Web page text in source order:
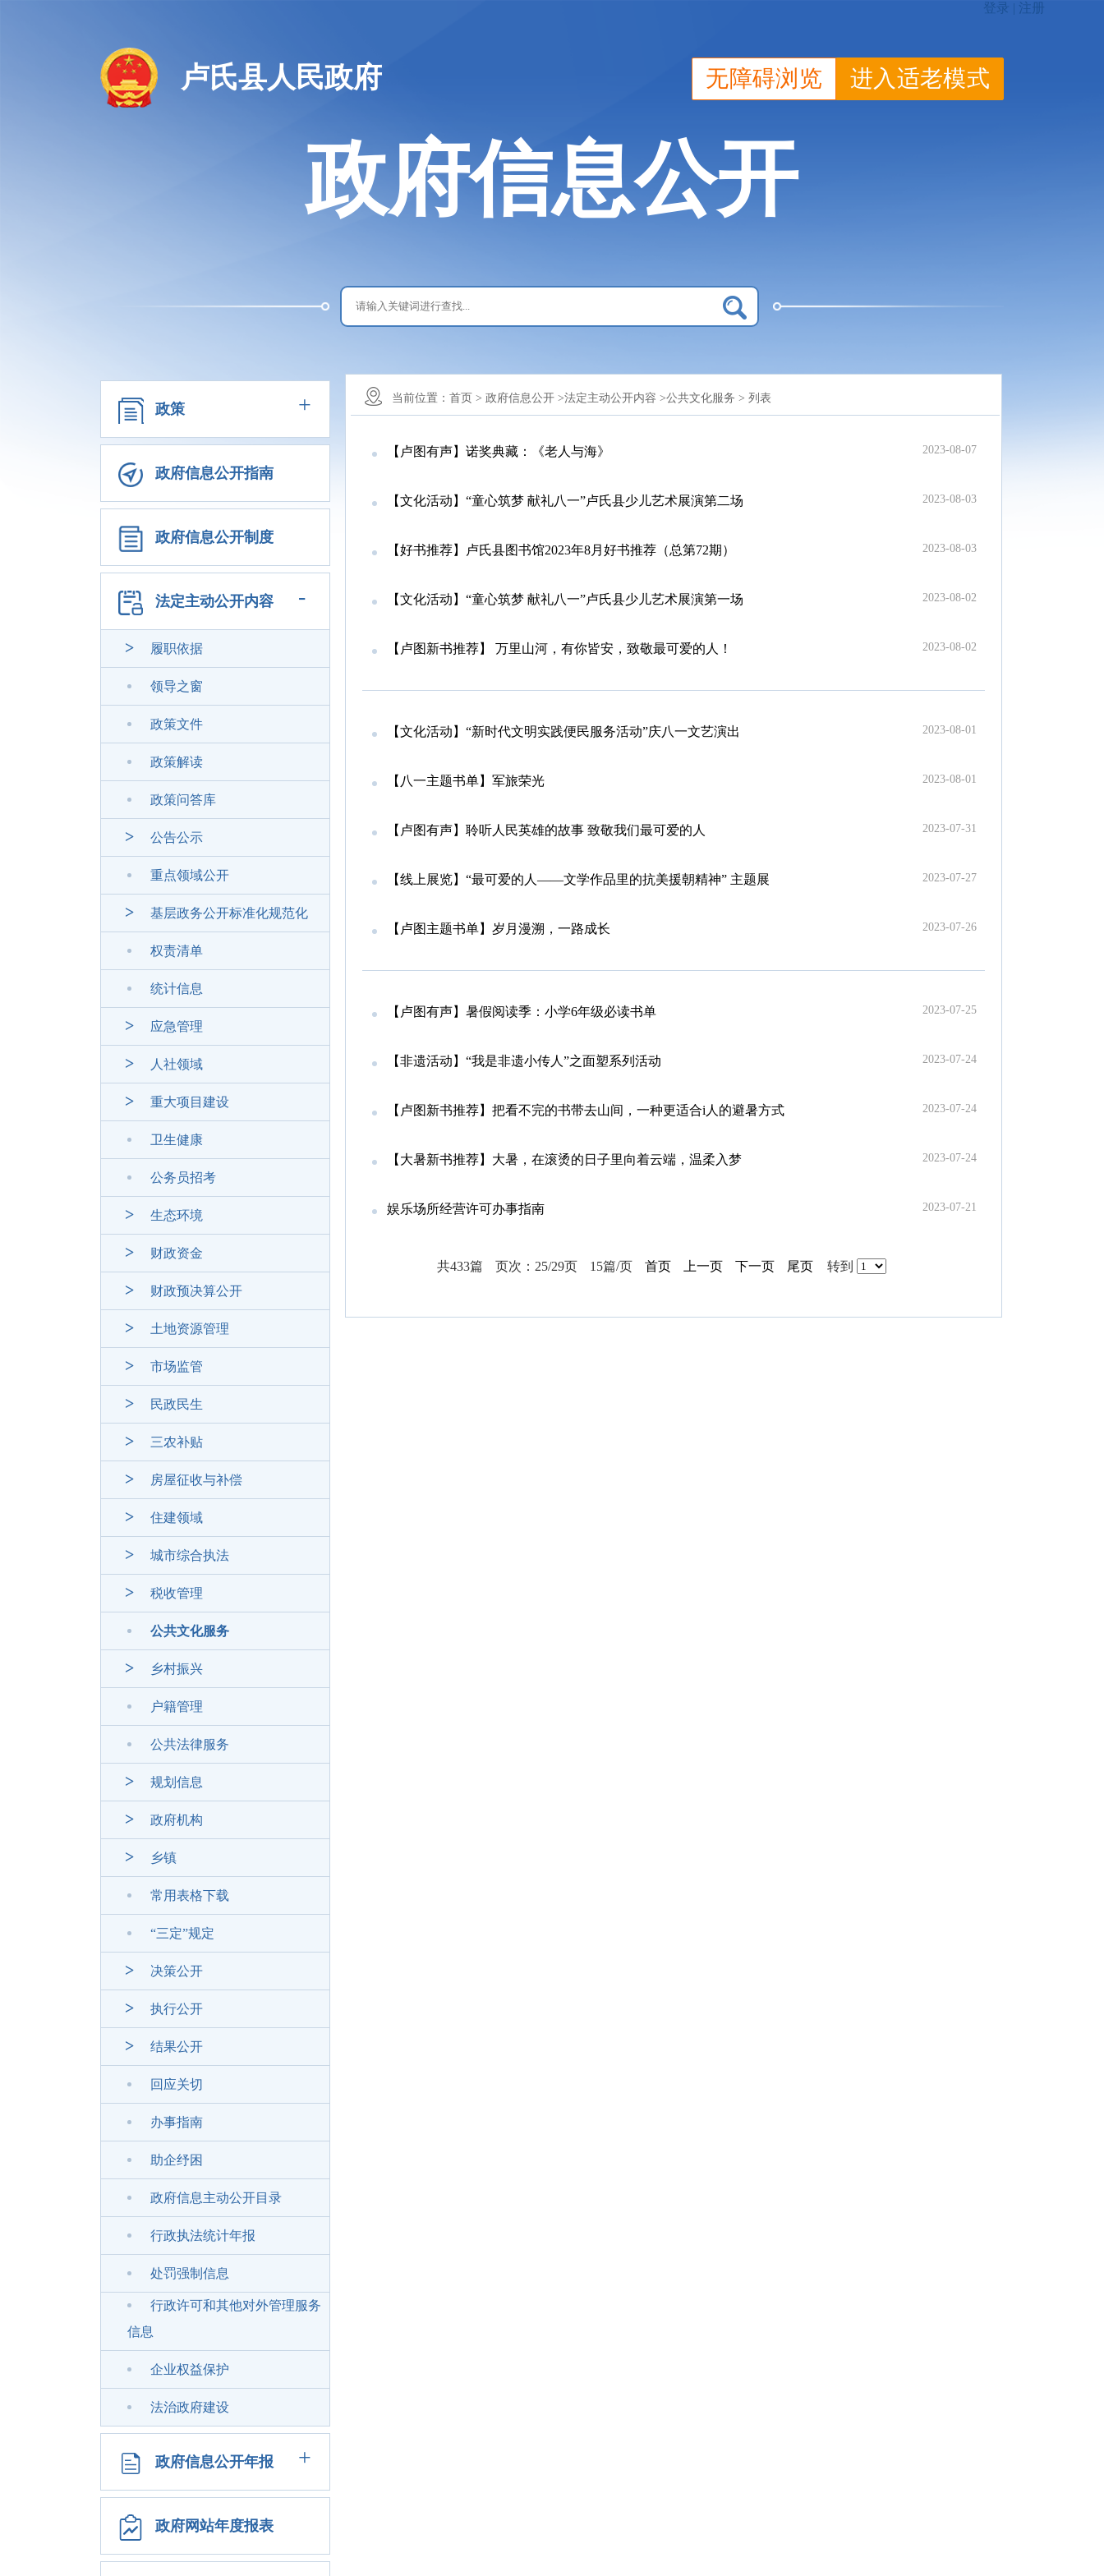
卢氏县人民政府 无障碍浏览 进入适老模式
政府信息公开
政策 +
政府信息公开指南
政府信息公开制度
法定主动公开内容 -
履职依据
领导之窗
政策文件
政策解读
政策问答库
公告公示
重点领域公开
基层政务公开标准化规范化
权责清单
统计信息
应急管理
人社领域
重大项目建设
卫生健康
公务员招考
生态环境
财政资金
财政预决算公开
土地资源管理
市场监管
民政民生
三农补贴
房屋征收与补偿
住建领域
城市综合执法
税收管理
公共文化服务
乡村振兴
户籍管理
公共法律服务
规划信息
政府机构
乡镇
常用表格下载
“三定”规定
决策公开
执行公开
结果公开
回应关切
办事指南
助企纾困
政府信息主动公开目录
行政执法统计年报
处罚强制信息
行政许可和其他对外管理服务
信息
企业权益保护
法治政府建设
政府信息公开年报 +
政府网站年度报表
当前位置： 首页 > 政府信息公开 >法定主动公开内容 >公共文化服务 > 列表
【卢图有声】诺奖典藏：《老人与海》 2023-08-07
【文化活动】“童心筑梦 献礼八一”卢氏县少儿艺术展演第二场 2023-08-03
【好书推荐】卢氏县图书馆2023年8月好书推荐（总第72期） 2023-08-03
【文化活动】“童心筑梦 献礼八一”卢氏县少儿艺术展演第一场 2023-08-02
【卢图新书推荐】 万里山河，有你皆安，致敬最可爱的人！ 2023-08-02
【文化活动】“新时代文明实践便民服务活动”庆八一文艺演出 2023-08-01
【八一主题书单】军旅荣光 2023-08-01
【卢图有声】聆听人民英雄的故事 致敬我们最可爱的人 2023-07-31
【线上展览】“最可爱的人——文学作品里的抗美援朝精神” 主题展 2023-07-27
【卢图主题书单】岁月漫溯，一路成长 2023-07-26
【卢图有声】暑假阅读季：小学6年级必读书单 2023-07-25
【非遗活动】“我是非遗小传人”之面塑系列活动 2023-07-24
【卢图新书推荐】把看不完的书带去山间，一种更适合i人的避暑方式 2023-07-24
【大暑新书推荐】大暑，在滚烫的日子里向着云端，温柔入梦 2023-07-24
娱乐场所经营许可办事指南 2023-07-21
共433篇 页次：25/29页 15篇/页 首页 上一页 下一页 尾页 转到